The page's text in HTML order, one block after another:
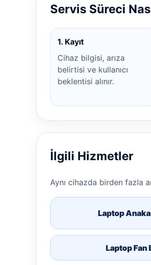
Servis Süreci
1. Kayıt
Cihaz bilgisi, arıza
belirtisi ve kullanıcı
beklentisi alınır.
İlgili Hizmetler
Aynı cihazda birden fazla
Laptop
Laptop Fan